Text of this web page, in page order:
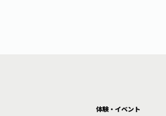
体験・イベント